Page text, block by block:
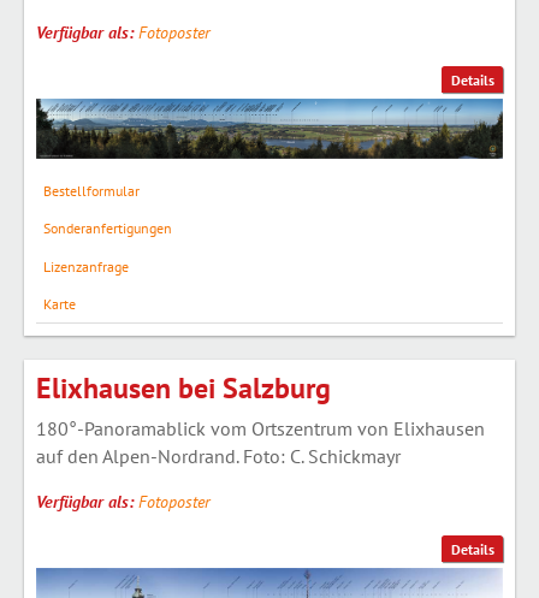
Details
Verfügbar als:Fotoposter
Bestellformular
Sonderanfertigungen
Lizenzanfrage
Karte
Details
Elixhausen bei Salzburg
180°-Panoramablick vom Ortszentrum von Elixhausen
auf den Alpen-Nordrand. Foto: C. Schickmayr
Verfügbar als:Fotoposter